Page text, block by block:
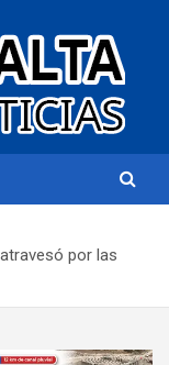
por las